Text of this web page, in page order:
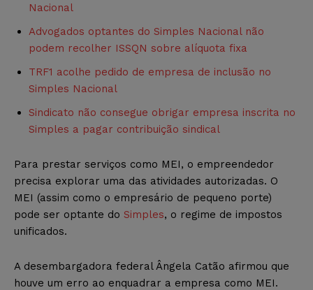
Nacional
Advogados optantes do Simples Nacional não
podem recolher ISSQN sobre alíquota fixa
TRF1 acolhe pedido de empresa de inclusão no
Simples Nacional
Sindicato não consegue obrigar empresa inscrita no
Simples a pagar contribuição sindical
Para prestar serviços como MEI, o empreendedor
precisa explorar uma das atividades autorizadas. O
MEI (assim como o empresário de pequeno porte)
pode ser optante do Simples, o regime de impostos
unificados.
A desembargadora federal Ângela Catão afirmou que
houve um erro ao enquadrar a empresa como MEI.